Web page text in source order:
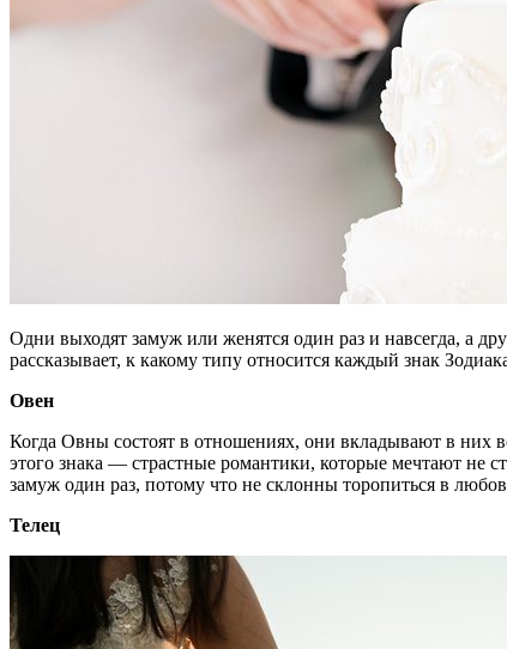
Одни выходят замуж или женятся один раз и навсегда, а
рассказывает, к какому типу относится каждый знак
Овен
Когда Овны состоят в отношениях, они вкладывают в них
этого знака — страстные романтики, которые мечтают не
замуж один раз, потому что не склонны торопиться в
Телец